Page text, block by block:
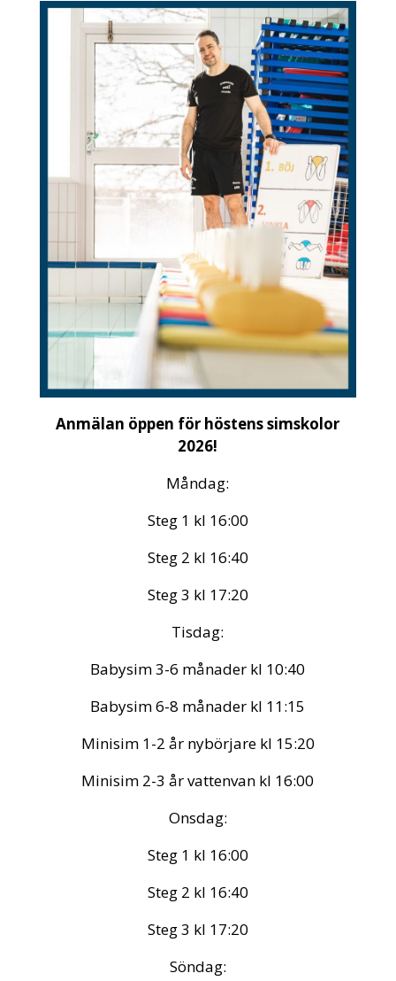
Anmälan öppen för höstens simskolor
2026!
Måndag:
Steg 1 kl 16:00
Steg 2 kl 16:40
Steg 3 kl 17:20
Tisdag:
Babysim 3-6 månader kl 10:40
Babysim 6-8 månader kl 11:15
Minisim 1-2 år nybörjare kl 15:20
Minisim 2-3 år vattenvan kl 16:00
Onsdag:
Steg 1 kl 16:00
Steg 2 kl 16:40
Steg 3 kl 17:20
Söndag: